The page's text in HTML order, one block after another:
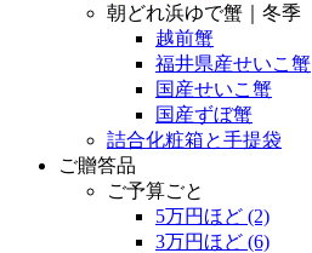
朝どれ浜ゆで蟹｜冬季
越前蟹
福井県産せいこ蟹
国産せいこ蟹
国産ずぼ蟹
詰合化粧箱と手提袋
ご贈答品
ご予算ごと
5万円ほど (2)
3万円ほど (6)